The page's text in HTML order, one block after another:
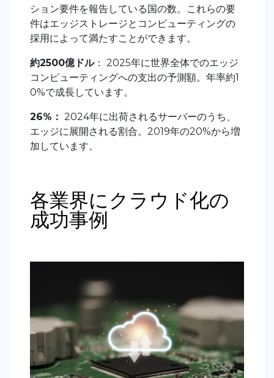
ション要件を報告している国の数。これらの要
件はエッジストレージとコンピューティングの
採用によって満たすことができます。
約2500億ドル： 2025年に世界全体でのエッジ
コンピューティングへの支出の予測額。年率約1
0%で成長しています。
26%： 2024年に出荷されるサーバーのうち、
エッジに展開される割合。2019年の20%から増
加しています。
各業界にクラウド化の
成功事例